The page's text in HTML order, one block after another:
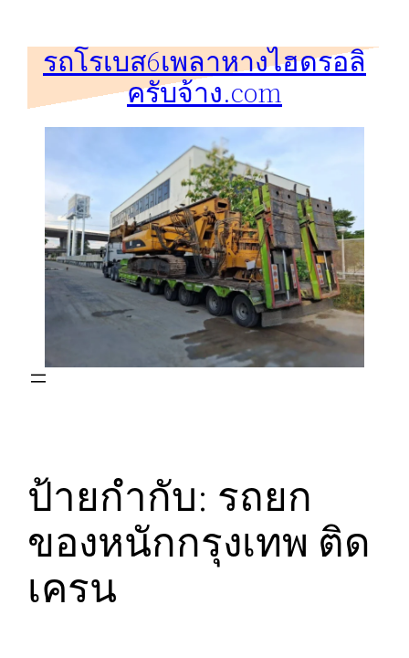
รถโรเบส6เพลาหางไฮดรอลิ
ครับจ้าง.com
ป้ายกำกับ: รถยก
ของหนักกรุงเทพ ติด
เครน